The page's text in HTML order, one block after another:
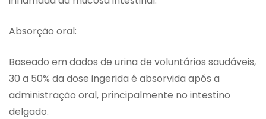
Absorção oral:
Baseado em dados de urina de voluntários saudáveis,
30 a 50% da dose ingerida é absorvida após a
administração oral, principalmente no intestino
delgado.